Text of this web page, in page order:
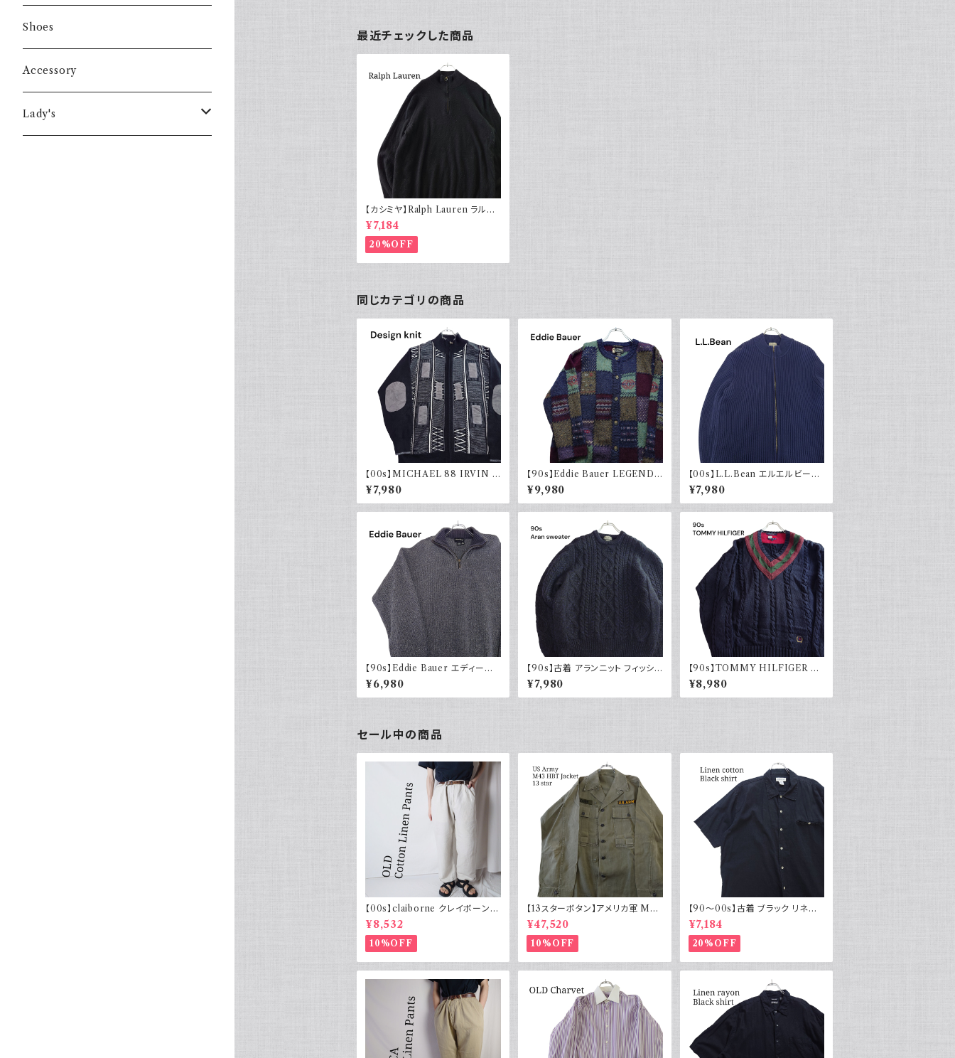
最近チェックした商品
【カシミヤ】Ralph Lauren ラルフ
ローレン ハーフジップセーター カ
シミア ウール ブラック
¥7,184
20%OFF
同じカテゴリの商品
【00s】MICHAEL 88 IRVIN デ
ザインニット ジップアップ エルボ
ーパッチ 古着 レトロ モード アクリ
ル
¥7,980
【90s】Eddie Bauer LEGEND
エディーバウアー レジェンド 総柄
ニット カーディガン ウール レトロ
90年代
¥9,980
【00s】L.L.Bean エルエルビーン
ドライバーズニット リブ編み ネイ
ビー セーター コットンニット 古着
アウトドア
¥7,980
【90s】Eddie Bauer エディーバ
ウアー コットンニット ハーフジップ
USA製 グレー 90年代 古着
¥6,980
【90s】古着 アランニット フィッシャ
マンセーター ブラックネイビー 黒
紺 ウール 90年代 ヴィンテージ V
intage
¥7,980
【90s】TOMMY HILFIGER ト
ミーヒルフィガー オールドトミー
チルデンニット コットン セーター
ネイビー 刺繍 90年代
¥8,980
セール中の商品
【00s】claiborne クレイボーン リ
ネンコットンパンツ ツータック
¥8,532
10%OFF
【13スターボタン】アメリカ軍 M43
HBT ジャケット パッチ 軍物 実物
¥47,520
10%OFF
【90～00s】古着 ブラック リネン
コットンシャツ 黒 ボックスシルエッ
ト
¥7,184
20%OFF
Shoes
Accessory
Lady's